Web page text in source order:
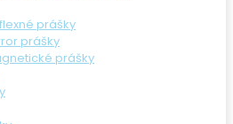
prášky
prášky
prášky